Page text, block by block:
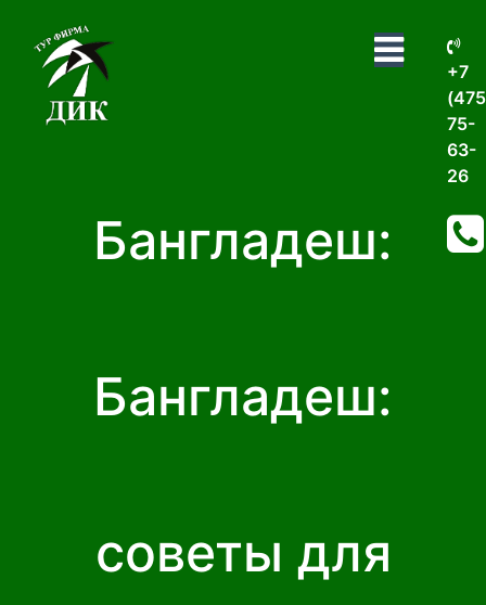
+7
75-
63-
26
Бангладеш:
Бангладеш:
советы для